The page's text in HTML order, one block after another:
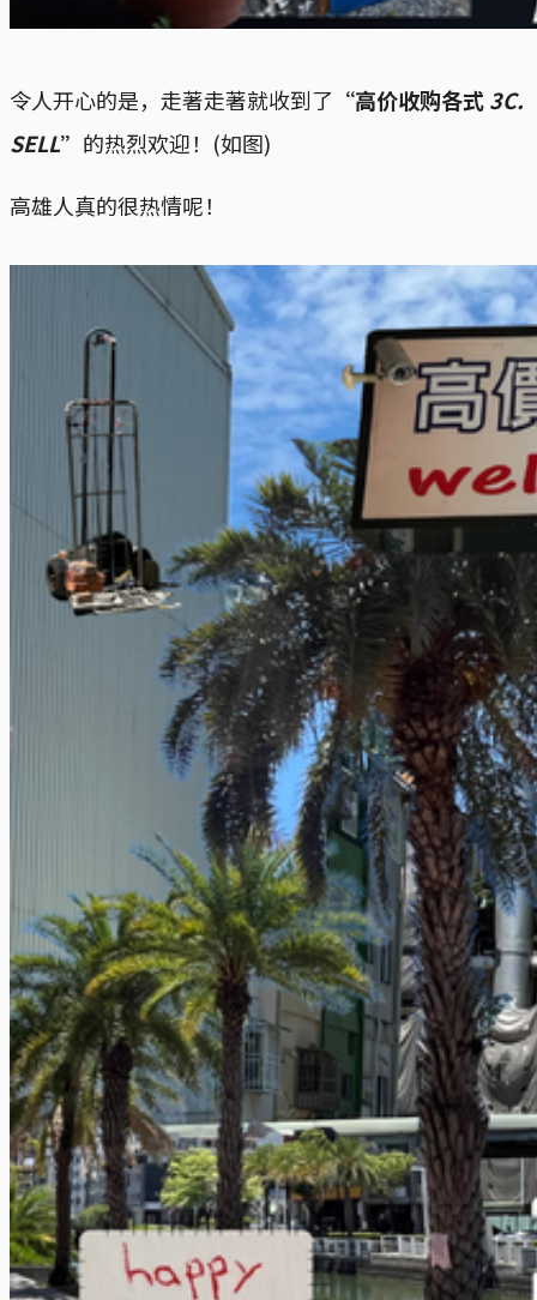
令人开心的是，走著走著就收到了 “高价收购各式3C.
SELL” 的热烈欢迎！(如图)
高雄人真的很热情呢！